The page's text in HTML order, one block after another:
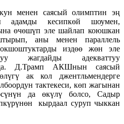
менен саясый олимптин эң
адамды кесипкөй шоумен,
өчөшүп эле шайлап коюшкан
аны менен параллель
издөө жөн эле
жагдайды адекваттуу
Д.Трамп АКШнын саясый
ак кол джентльмендерге
тактекеси, көп жагынан
да өкүлү болсо, Садыр
кырдаал суруп чыккан